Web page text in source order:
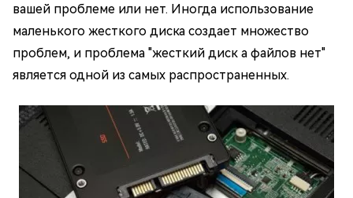
вашей проблеме или нет. Иногда использование
маленького жесткого диска создает множество
проблем, и проблема "жесткий диск а файлов нет"
является одной из самых распространенных.